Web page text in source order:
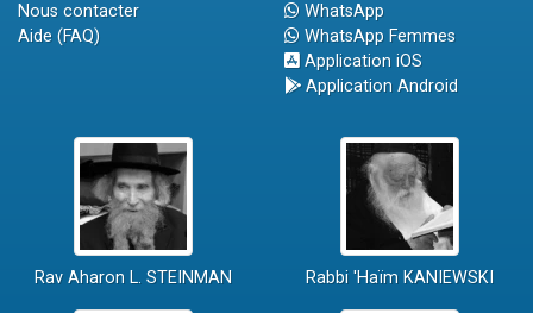
Nous contacter
Aide (FAQ)
WhatsApp
WhatsApp Femmes
Application iOS
Application Android
Rav Aharon L. STEINMAN Rabbi 'Haïm KANIEWSKI